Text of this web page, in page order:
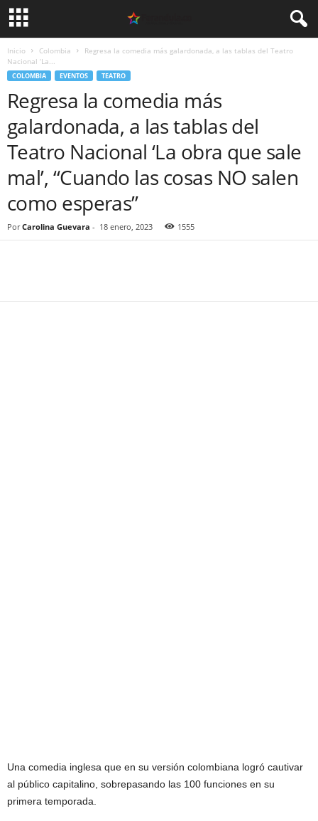
Inicio Colombia
Regresa la comedia más galardonada, a las tablas del Teatro
Nacional ‘La...
COLOMBIA EVENTOS TEATRO
Regresa la comedia más
galardonada, a las tablas del
Teatro Nacional ‘La obra que sale
mal’, “Cuando las cosas NO salen
como esperas”
Por Carolina Guevara - 18 enero, 2023 1555
Una comedia inglesa que en su versión colombiana logró cautivar
al público capitalino, sobrepasando las 100 funciones en su
primera temporada.